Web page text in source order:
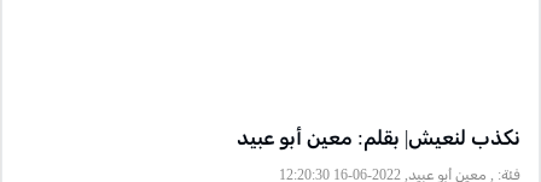
نكذب لنعيش| بقلم: معين أبو عبيد
فئة: , معين أبو عبيد, 2022-06-16 12:20:30